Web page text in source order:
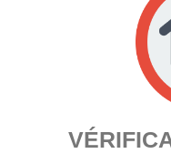
: Fruta roja,